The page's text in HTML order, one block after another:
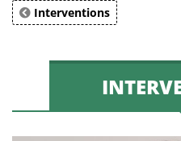
Interventions